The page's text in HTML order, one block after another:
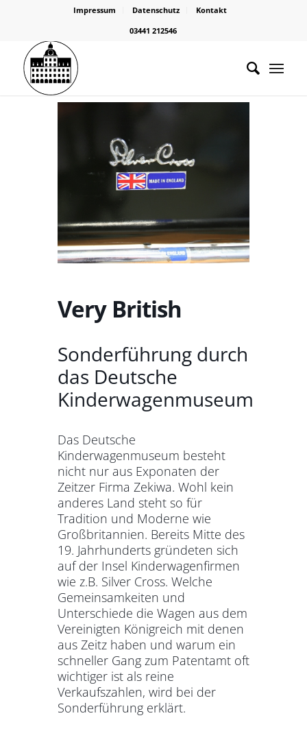
Impressum Datenschutz
Kontakt
03441 212546
Very British
Sonderführung durch
das Deutsche
Kinderwagenmuseum
Das Deutsche
Kinderwagenmuseum besteht
nicht nur aus Exponaten der
Zeitzer Firma Zekiwa. Wohl kein
anderes Land steht so für
Tradition und Moderne wie
Großbritannien. Bereits Mitte des
19. Jahrhunderts gründeten sich
auf der Insel Kinderwagenfirmen
wie z.B. Silver Cross. Welche
Gemeinsamkeiten und
Unterschiede die Wagen aus dem
Vereinigten Königreich mit denen
aus Zeitz haben und warum ein
schneller Gang zum Patentamt oft
wichtiger ist als reine
Verkaufszahlen, wird bei der
Sonderführung erklärt.